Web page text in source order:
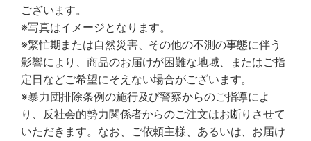
ございます。
※写真はイメージとなります。
※繁忙期または自然災害、その他の不測の事態に伴う
影響により、商品のお届けが困難な地域、またはご指
定日などご希望にそえない場合がございます。
※暴力団排除条例の施行及び警察からのご指導によ
り、反社会的勢力関係者からのご注文はお断りさせて
いただきます。なお、ご依頼主様、あるいは、お届け